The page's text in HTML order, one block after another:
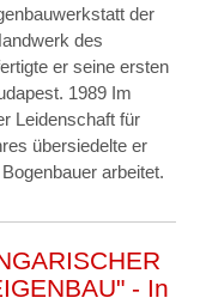
der
des
er seine ersten
1989 Im
Leidenschaft für
übersiedelte er
arbeitet.
- In